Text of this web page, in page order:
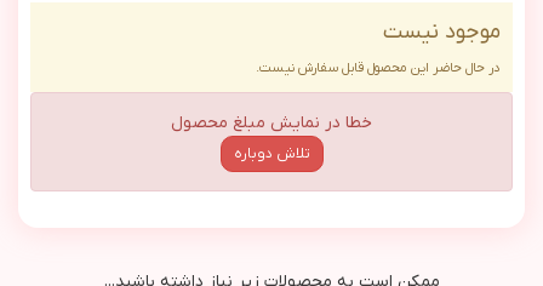
موجود نیست
در حال حاضر این محصول قابل سفارش نیست.
خطا در نمایش مبلغ محصول
تلاش دوباره
ممکن است به محصولات زیر نیاز داشته باشید...